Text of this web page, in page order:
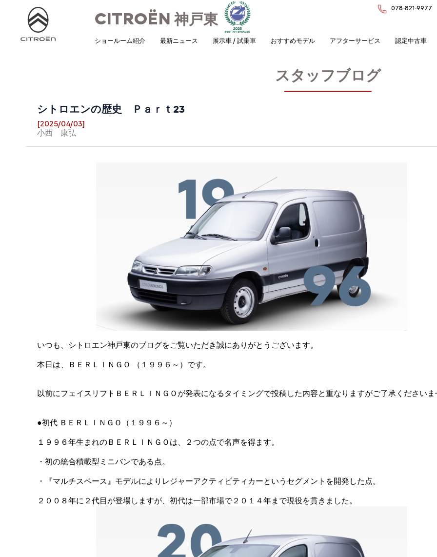
CITROËN神戸東
078-821-9977
ショールーム紹介 最新ニュース 展示車 / 試乗車 おすすめモデル アフターサービス 認定中古車
スタッフブログ
シトロエンの歴史 Ｐａｒｔ23
[2025/04/03]
小西 康弘
いつも、シトロエン神戸東のブログをご覧いただき誠にありがとうございます。
本日は、ＢＥＲＬＩＮＧＯ （１９９６～）です。
以前にフェイスリフトＢＥＲＬＩＮＧＯが発表になるタイミングで投稿した内容と重なりますがご了承くださいま
●初代 ＢＥＲＬＩＮＧＯ（１９９６～）
１９９６年生まれのＢＥＲＬＩＮＧＯは、２つの点で名声を得ます。
・初の統合積載型ミニバンである点。
・『マルチスペース』モデルによりレジャーアクティビティカーというセグメントを開発した点。
２００８年に２代目が登場しますが、初代は一部市場で２０１４年まで現役を貫きました。